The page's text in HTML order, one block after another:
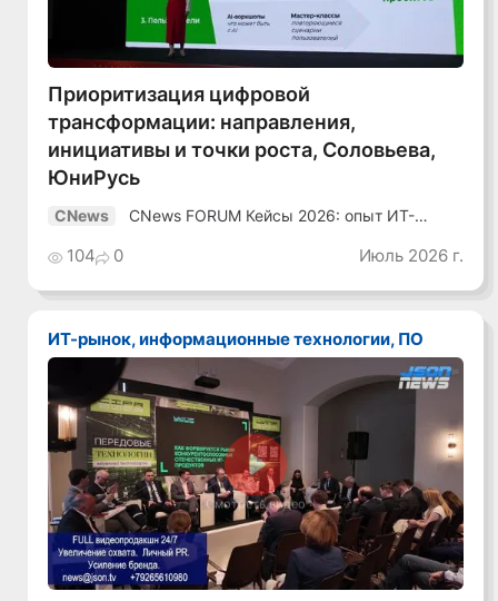
Приоритизация цифровой
трансформации: направления,
инициативы и точки роста, Соловьева,
ЮниРусь
CNews
CNews FORUM Кейсы 2026: опыт ИТ-
104 0 Июль 2026 г.
ИТ-рынок, информационные технологии, ПО
Смотреть видео